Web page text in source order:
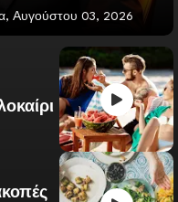
Αυγούστου 03, 2026